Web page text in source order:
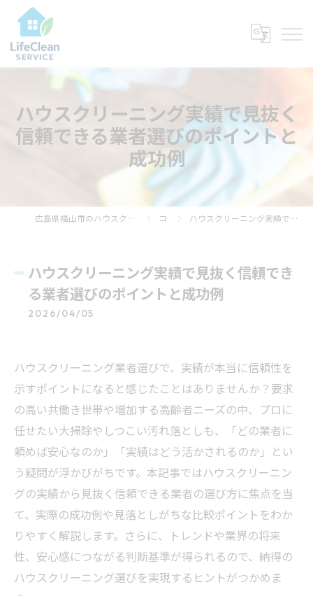
ハウスクリーニング実績で見抜く
信頼できる業者選びのポイントと
成功例
広島県福山市のハウスクリーニングならライフ・クリーン・サービス コラム ハウスクリーニング実績で見抜く信頼できる業者選びのポイントと成功例
ハウスクリーニング実績で見抜く信頼でき
る業者選びのポイントと成功例
2026/04/05
ハウスクリーニング業者選びで、実績が本当に信頼性を
示すポイントになると感じたことはありませんか？要求
の高い共働き世帯や増加する高齢者ニーズの中、プロに
任せたい大掃除やしつこい汚れ落としも、「どの業者に
頼めば安心なのか」「実績はどう活かされるのか」とい
う疑問が浮かびがちです。本記事ではハウスクリーニン
グの実績から見抜く信頼できる業者の選び方に焦点を当
て、実際の成功例や見落としがちな比較ポイントをわか
りやすく解説します。さらに、トレンドや業界の将来
性、安心感につながる判断基準が得られるので、納得の
ハウスクリーニング選びを実現するヒントがつかめま